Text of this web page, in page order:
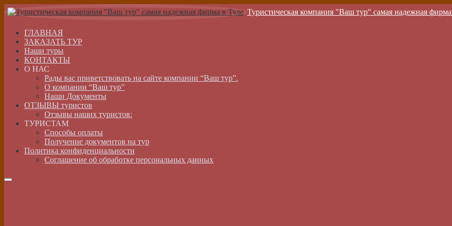
Туристическая компания "Ваш тур" самая надежная
ГЛАВНАЯ
ЗАКАЗАТЬ ТУР
Наши туры
КОНТАКТЫ
О НАС
Рады вас приветствовать на сайте компании “Ваш тур”.
О компании “Ваш тур”
Наши Документы
ОТЗЫВЫ туристов
Отзывы наших туристов:
ТУРИСТАМ
Способы оплаты
Получение документов на тур
Политика конфиденциальности
Соглашение об обработке персональных данных